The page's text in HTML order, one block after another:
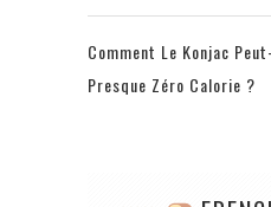
Comment Le Konjac
Presque Zéro Calorie ?